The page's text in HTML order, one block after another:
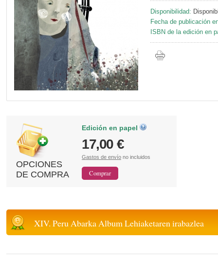
Disponibilidad:
Fecha de publicación
ISBN de la edición en
OPCIONES
DE COMPRA
Edición en papel
17,00 €
Gastos de envío no incluidos
XIV. Peru Abarka Album Lehiaketaren irabazlea